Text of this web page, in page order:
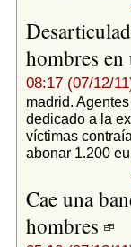
hombres
08:17 (07/12/
madrid.
dedicado a la
víctimas
abonar 1.200
Cae una
hombres